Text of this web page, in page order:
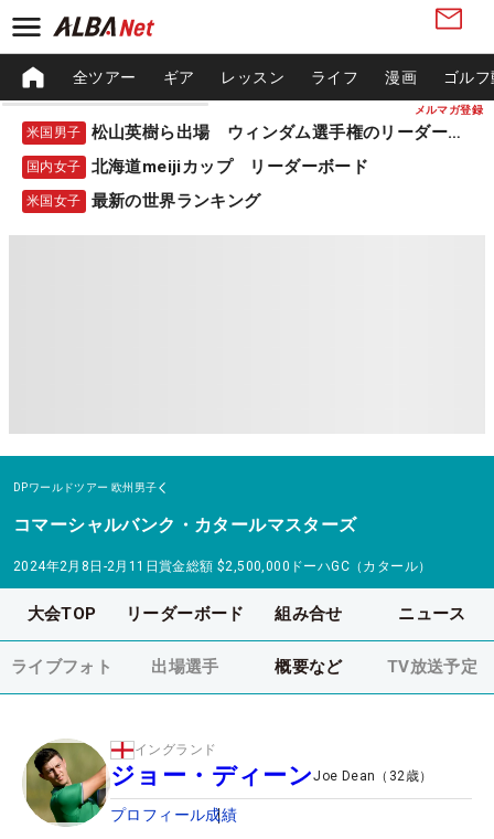
メルマガ登録
全ツアー ギア レッスン ライフ 漫画 ゴル
米国男子 松山英樹ら出場 ウィンダム選手権のリーダーボード
国内女子 北海道meijiカップ リーダーボード
米国女子 最新の世界ランキング
DPワールドツアー 欧州男子
コマーシャルバンク・カタールマスターズ
2024年2月8日-2月11日賞金総額 $2,500,000 ドーハGC（カタール）
大会TOP リーダーボード 組み合せ ニュース
ライブフォト 出場選手 概要など TV放送予定
イングランド
ジョー・ディーンJoe Dean （ 32 歳）
プロフィール成績